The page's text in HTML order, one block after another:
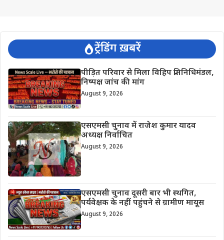
ट्रेंडिंग ख़बरें
पीड़ित परिवार से मिला विहिप प्रतिनिधिमंडल,
निष्पक्ष जांच की मांग
August 9, 2026
एसएमसी चुनाव में राजेश कुमार यादव
अध्यक्ष निर्वाचित
August 9, 2026
एसएमसी चुनाव दूसरी बार भी स्थगित,
पर्यवेक्षक के नहीं पहुंचने से ग्रामीण मायूस
August 9, 2026